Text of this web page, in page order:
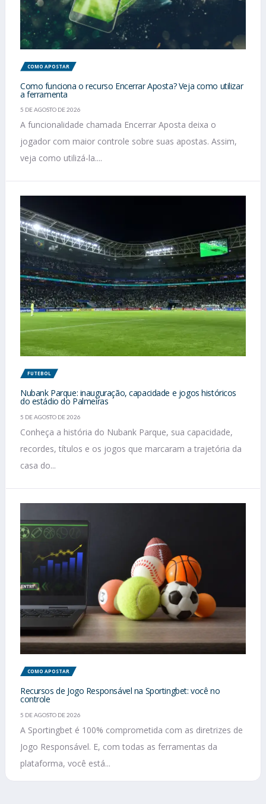
COMO APOSTAR
Como funciona o recurso Encerrar Aposta? Veja como utilizar
a ferramenta
5 DE AGOSTO DE 2026
A funcionalidade chamada Encerrar Aposta deixa o
jogador com maior controle sobre suas apostas. Assim,
veja como utilizá-la....
FUTEBOL
Nubank Parque: inauguração, capacidade e jogos históricos
do estádio do Palmeiras
5 DE AGOSTO DE 2026
Conheça a história do Nubank Parque, sua capacidade,
recordes, títulos e os jogos que marcaram a trajetória da
casa do...
COMO APOSTAR
Recursos de Jogo Responsável na Sportingbet: você no
controle
5 DE AGOSTO DE 2026
A Sportingbet é 100% comprometida com as diretrizes de
Jogo Responsável. E, com todas as ferramentas da
plataforma, você está...